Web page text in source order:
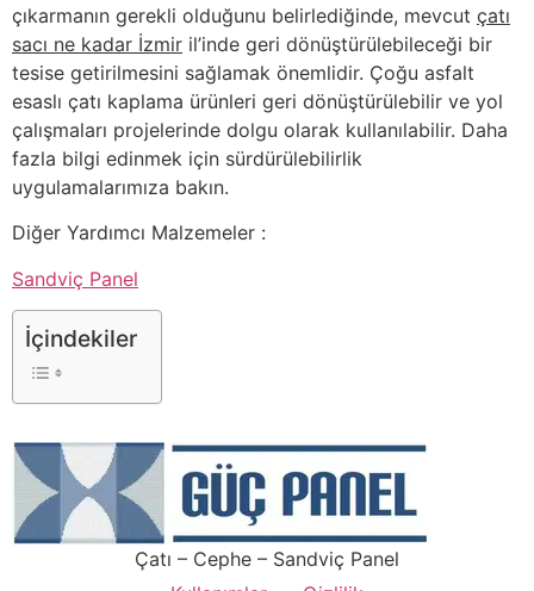
çıkarmanın gerekli olduğunu belirlediğinde, mevcut çatı
sacı ne kadar İzmir il’inde geri dönüştürülebileceği bir
tesise getirilmesini sağlamak önemlidir. Çoğu asfalt
esaslı çatı kaplama ürünleri geri dönüştürülebilir ve yol
çalışmaları projelerinde dolgu olarak kullanılabilir. Daha
fazla bilgi edinmek için sürdürülebilirlik
uygulamalarımıza bakın.
Diğer Yardımcı Malzemeler :
Sandviç Panel
İçindekiler
Çatı – Cephe – Sandviç Panel